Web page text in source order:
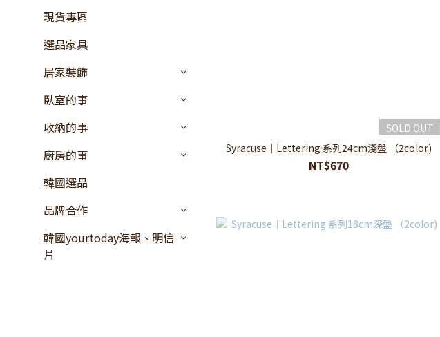
現貨專區
選品家具
居家裝飾
臥室的事
收納的事
廚房的事
韓國選品
品牌合作
韓國yourtoday海報、明信
片
SOLD OUT
Syracuse｜Lettering 系列24cm淺盤 （2color)
NT$670